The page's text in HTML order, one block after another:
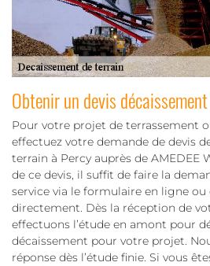
Obtenir un devis
Pour votre projet de terrassement
effectuez votre demande de devis
terrain à Percy auprès de AMEDEE
de ce devis, il suffit de faire la
service via le formulaire en ligne
directement. Dès la réception de
effectuons l’étude en amont pour
décaissement pour votre projet.
réponse dès l’étude finie. Si vous